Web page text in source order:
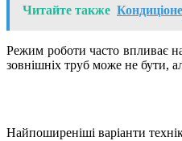
Читайте также
Режим роботи часто впливає
зовнішніх труб може не бути,
Найпоширеніші варіанти